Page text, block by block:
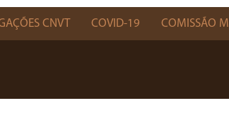
CNVT COVID-19 COMISSÃO